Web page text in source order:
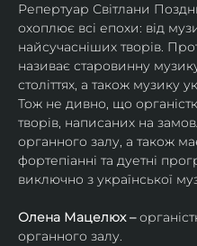
Репертуар Світлани
охоплює всі епохи: від
найсучасніших творів.
називає старовинну
століттях, а також музику
Тож не дивно, що
творів, написаних на
органного залу, а також
фортепіанні та дуетні
виключно з української
Олена Мацелюх –
органного залу.